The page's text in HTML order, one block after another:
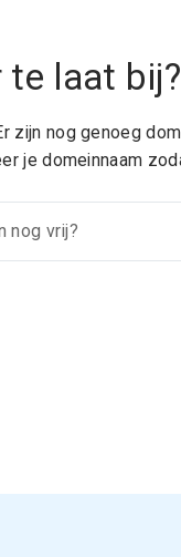
te laat bij?
zijn nog genoeg
je domeinnaam